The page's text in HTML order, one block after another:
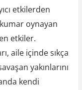
etkilerden
kumar oynayan
etkiler.
aile içinde sıkça
yakınlarını
kendi